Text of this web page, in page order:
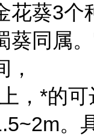
花葵3个
葵同属
，*的可
。